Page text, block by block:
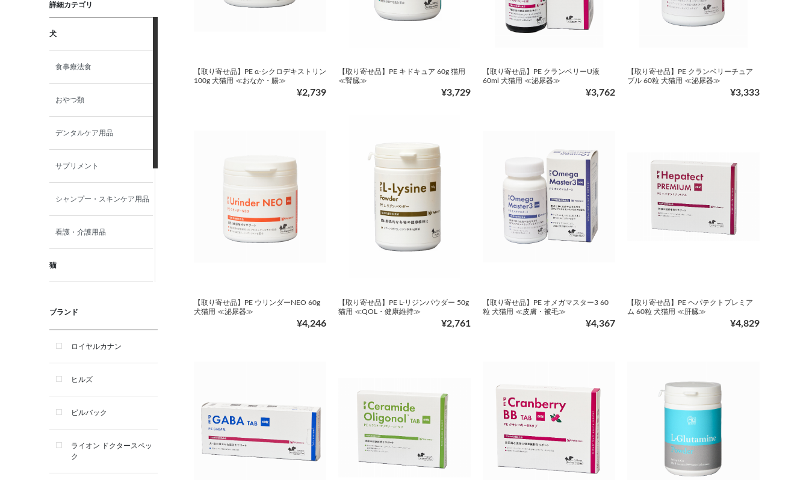
詳細カテゴリ
犬
食事療法食
おやつ類
デンタルケア用品
サプリメント
シャンプー・スキンケア用品
看護・介護用品
猫
おやつ類
デンタルケア用品
サプリメント
シャンプー・スキンケア用品
ブランド
ロイヤルカナン
ヒルズ
ビルバック
ライオン ドクタースペッ
ク
【取り寄せ品】PE α-シクロデキストリン
100g 犬猫用 ≪おなか・腸≫
¥2,739
【取り寄せ品】PE キドキュア 60g 猫用
≪腎臓≫
¥3,729
【取り寄せ品】PE クランベリーU液
60ml 犬猫用 ≪泌尿器≫
¥3,762
【取り寄せ品】PE クランベリーチュア
ブル 60粒 犬猫用 ≪泌尿器≫
¥3,333
【取り寄せ品】PE ウリンダーNEO 60g
犬猫用 ≪泌尿器≫
¥4,246
【取り寄せ品】PE L-リジンパウダー 50g
猫用 ≪QOL・健康維持≫
¥2,761
【取り寄せ品】PE オメガマスター3 60
粒 犬猫用 ≪皮膚・被毛≫
¥4,367
【取り寄せ品】PE ヘパテクトプレミア
ム 60粒 犬猫用 ≪肝臓≫
¥4,829